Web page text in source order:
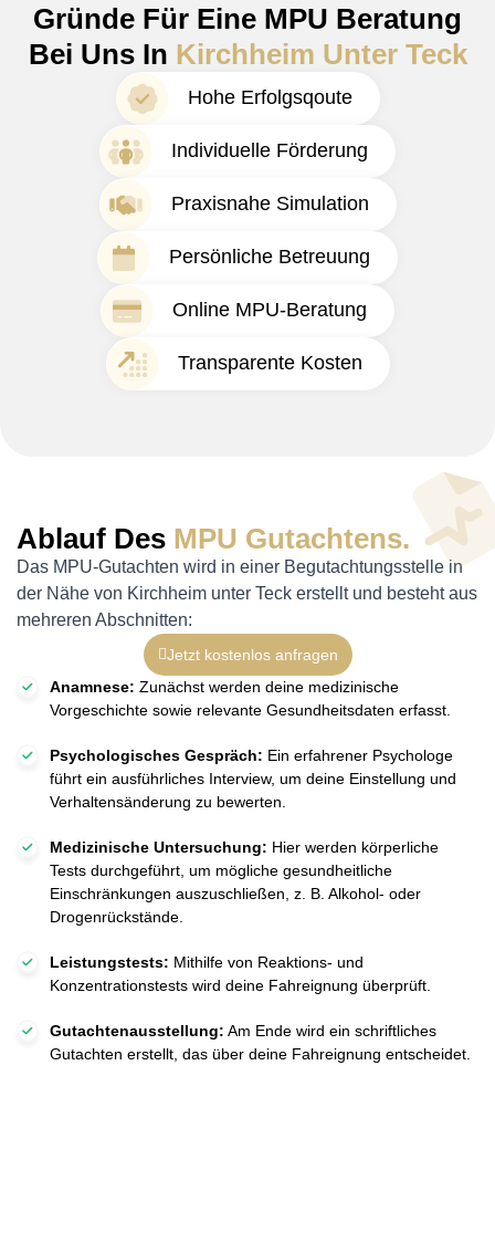
Gründe Für Eine MPU Beratung
Bei Uns In Kirchheim Unter Teck
Hohe Erfolgsqoute
Individuelle Förderung
Praxisnahe Simulation
Persönliche Betreuung
Online MPU-Beratung
Transparente Kosten
Ablauf Des MPU Gutachtens.
Das MPU-Gutachten wird in einer Begutachtungsstelle in
der Nähe von Kirchheim unter Teck erstellt und besteht aus
mehreren Abschnitten:
Jetzt kostenlos anfragen
Anamnese: Zunächst werden deine medizinische
Vorgeschichte sowie relevante Gesundheitsdaten erfasst.
Psychologisches Gespräch: Ein erfahrener Psychologe
führt ein ausführliches Interview, um deine Einstellung und
Verhaltensänderung zu bewerten.
Medizinische Untersuchung: Hier werden körperliche
Tests durchgeführt, um mögliche gesundheitliche
Einschränkungen auszuschließen, z. B. Alkohol- oder
Drogenrückstände.
Leistungstests: Mithilfe von Reaktions- und
Konzentrationstests wird deine Fahreignung überprüft.
Gutachtenausstellung: Am Ende wird ein schriftliches
Gutachten erstellt, das über deine Fahreignung entscheidet.